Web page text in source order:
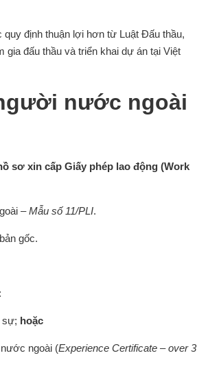
định thuận lợi hơn từ Luật Đấu thầu,
đấu thầu và triển khai dự án tại Việt
nước ngoài
sơ xin cấp Giấy phép lao động (Work
–Mẫu số 11/PLI.
gốc.
sự; hoặc
ngoài (Experience Certificate – over 3